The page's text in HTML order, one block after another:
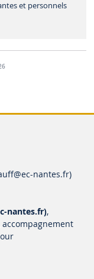
et personnels
@ec-nantes.fr)
nantes.fr),